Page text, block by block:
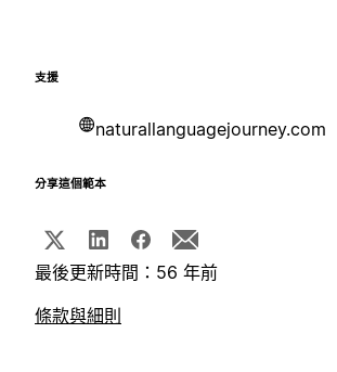
支援
naturallanguagejourney.com
分享這個範本
最後更新時間：56 年前
條款與細則